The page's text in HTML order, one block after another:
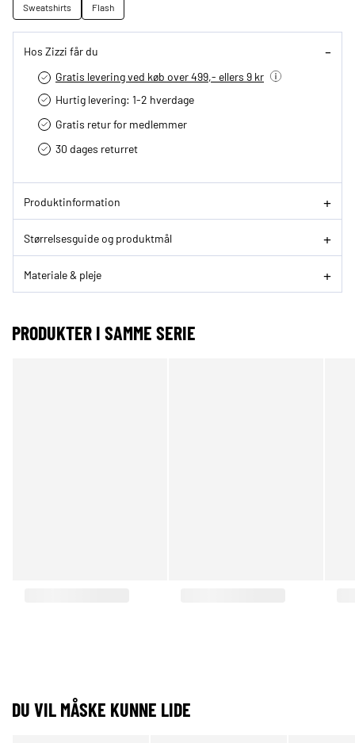
Sweatshirts Flash
Hos Zizzi får du
Gratis levering ved køb over 499,- ellers 9 kr
Hurtig levering­: 1-2 hverdage
Gratis retur for medlemmer
30 dages returret
Produktinformation
Størrelsesguide og produktmål
Materiale & pleje
PRODUKTER I SAMME SERIE
DU VIL MÅSKE KUNNE LIDE